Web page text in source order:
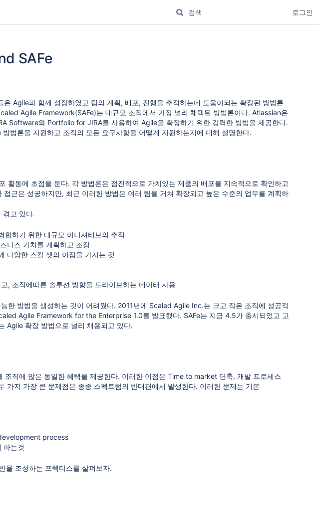
로그인
SAFe
Agile과 함께 성장하였고 팀의 계획, 배포, 진행을 추적하는데 도움이되는 확장된 방법론
Agile Framework(SAFe)는 대규모 조직에서 가장 널리 채택된 방법론이다. Atlassian은
Software와 Portfolio for JIRA를 사용하여 Agile을 확장하기 위한 강력한 방법을 제공한다.
법론을 지원하고 조직의 모든 요구사항을 어떻게 지원하는지에 대해 설명한다.
활동에 초점을 둔다. 각 방법론은 점진적으로 가치있는 제품의 배포를 지속적으로 확인하고
근은 성공하지만, 최근 이러한 방법은 여러 팀을 거쳐 확장되고 높은 수준의 업무를 계획하
겪고 있다.
합하기 위한 대규모 이니셔티브의 추적
니스 가치를 계획하고 조정
다양한 스킬 셋의 이점을 가지는 것
, 조직에따른 솔루션 방향을 드라이브하는 데이터 사용
한 방법을 생성하는 것이 어려웠다. 2011년에 Scaled Agile Inc.는 크고 작은 조직에 성공적
Agile Framework for the Enterprise 1.0를 발표했다. SAFe는 지금 4.5가 출시되었고 고
Agile 확장 방법으로 널리 채용되고 있다.
직에 많은 동일한 혜택을 제공한다. 이러한 이점은 Time to market 단축, 개발 프로세스
가지 가장 큰 문제점은 종종 스펙트럼의 반대편에서 발생한다. 이러한 문제는 기본
process
하는것
을 조성하는 프렉티스를 살펴보자.